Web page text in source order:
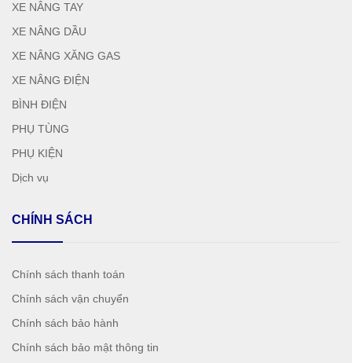
XE NÂNG TAY
XE NÂNG DẦU
XE NÂNG XĂNG GAS
XE NÂNG ĐIỆN
BÌNH ĐIỆN
PHỤ TÙNG
PHỤ KIỆN
Dịch vụ
CHÍNH SÁCH
Chính sách thanh toán
Chính sách vận chuyển
Chính sách bảo hành
Chính sách bảo mật thông tin